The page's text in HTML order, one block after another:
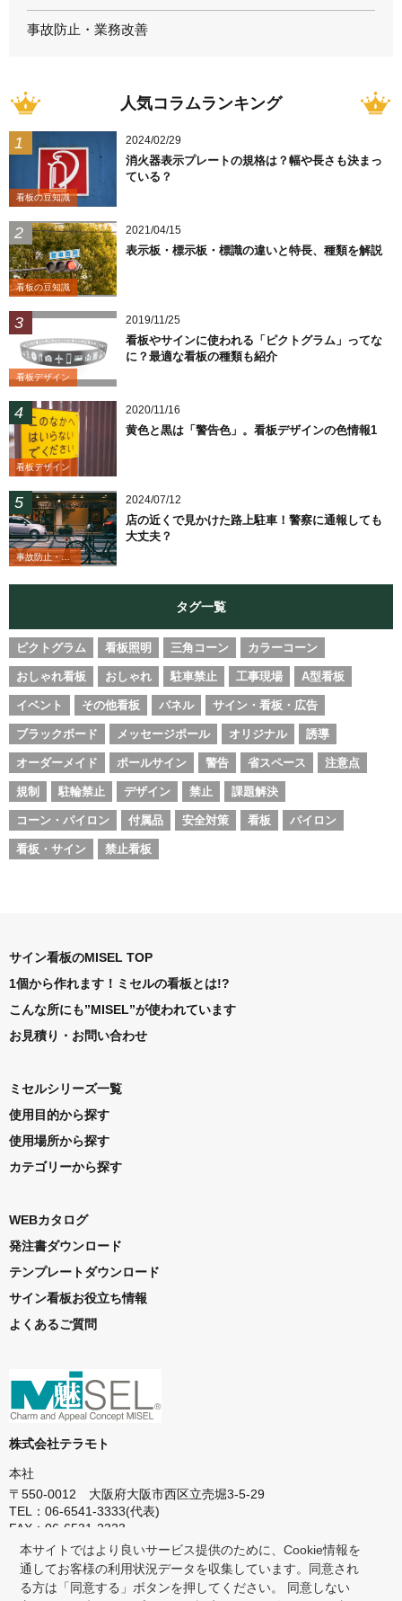
事故防止・業務改善
人気コラムランキング
看板の豆知識
2024/02/29
消火器表示プレートの規格は？幅や長さも決まっ
ている？
看板の豆知識
2021/04/15
表示板・標示板・標識の違いと特長、種類を解説
看板デザイン
2019/11/25
看板やサインに使われる「ピクトグラム」ってな
に？最適な看板の種類も紹介
看板デザイン
2020/11/16
黄色と黒は「警告色」。看板デザインの色情報1
事故防止・業務改善
2024/07/12
店の近くで見かけた路上駐車！警察に通報しても
大丈夫？
タグ一覧
ピクトグラム 看板照明 三角コーン カラーコーン
おしゃれ看板 おしゃれ 駐車禁止 工事現場 A型看板
イベント その他看板 パネル サイン・看板・広告
ブラックボード メッセージポール オリジナル 誘導
オーダーメイド ポールサイン 警告 省スペース 注意点
規制 駐輪禁止 デザイン 禁止 課題解決
コーン・パイロン 付属品 安全対策 看板 パイロン
看板・サイン 禁止看板
本サイトではより良いサービス提供のために、Cookie情報を
通してお客様の利用状況データを収集しています。同意され
る方は「同意する」ボタンを押してください。 同意しない
サイン看板のMISEL TOP
1個から作れます！ミセルの看板とは!?
こんな所にも”MISEL”が使われています
お見積り・お問い合わせ
ミセルシリーズ一覧
使用目的から探す
使用場所から探す
カテゴリーから探す
WEBカタログ
発注書ダウンロード
テンプレートダウンロード
サイン看板お役立ち情報
よくあるご質問
株式会社テラモト
本社
〒550-0012 大阪府大阪市西区立売堀3-5-29
TEL：06-6541-3333(代表)
FAX：06-6531-2323
東京本社
〒272-0142 千葉県市川市欠真間1-8-23